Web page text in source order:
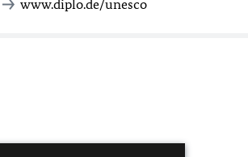
www.diplo.de/unesco